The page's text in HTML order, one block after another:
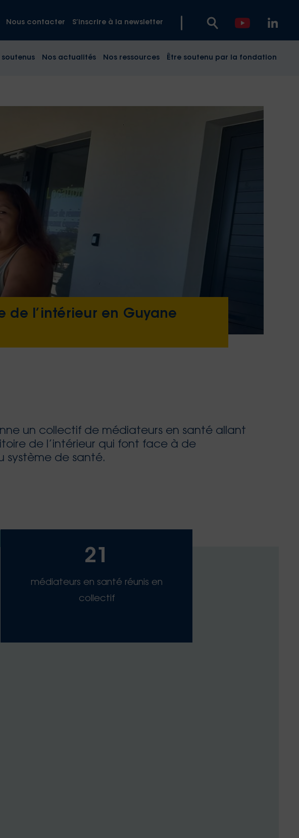
Nous contacter S’inscrire à la newsletter
soutenus Nos actualités Nos ressources Être soutenu par la fondation
de l’intérieur en Guyane
un collectif de médiateurs en santé allant
de l’intérieur qui font face à de
système de santé.
21
médiateurs en santé réunis en
collectif